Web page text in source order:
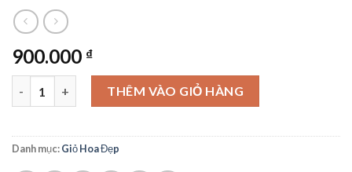
900.000 ₫
Giỏ Hoa Sang Trọng – GH13 số lượng
THÊM VÀO GIỎ HÀNG
Danh mục:Giỏ Hoa Đẹp